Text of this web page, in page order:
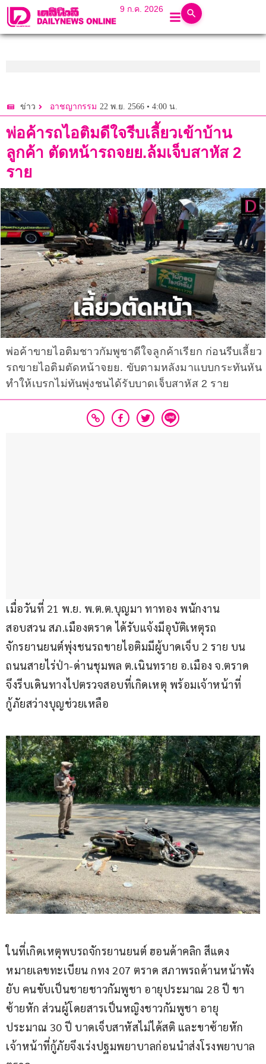
9 ก.ค. 2026
ข่าว อาชญากรรม 22 พ.ย. 2566 • 4:00 น.
พ่อค้ารถไอติมดีใจรีบเลี้ยวเข้าบ้าน
ลูกค้า ตัดหน้ารถจยย.ล้มเจ็บสาหัส 2
ราย
พ่อค้าขายไอติมชาวกัมพูชาดีใจลูกค้าเรียก ก่อนรีบเลี้ยว
รถขายไอติมตัดหน้าจยย. ขับตามหลังมาแบบกระทันหัน
ทำให้เบรกไม่ทันพุ่งชนได้รับบาดเจ็บสาหัส 2 ราย
เมื่อวันที่ 21 พ.ย. พ.ต.ต.บุญมา ทาทอง พนักงาน
สอบสวน สภ.เมืองตราด ได้รับแจ้งมีอุบัติเหตุรถ
จักรยานยนต์พุ่งชนรถขายไอติมมีผู้บาดเจ็บ 2 ราย บน
ถนนสายไร่ป่า-ด่านชุมพล ต.เนินทราย อ.เมือง จ.ตราด
จึงรีบเดินทางไปตรวจสอบที่เกิดเหตุ พร้อมเจ้าหน้าที่
กู้ภัยสว่างบุญช่วยเหลือ
ในที่เกิดเหตุพบรถจักรยานยนต์ ฮอนด้าคลิก สีแดง
หมายเลขทะเบียน กทง 207 ตราด สภาพรถด้านหน้าพัง
ยับ คนขับเป็นชายชาวกัมพูชา อายุประมาณ 28 ปี ขา
ซ้ายหัก ส่วนผู้โดยสารเป็นหญิงชาวกัมพูชา อายุ
ประมาณ 30 ปี บาดเจ็บสาหัสไม่ได้สติ และขาซ้ายหัก
เจ้าหน้าที่กู้ภัยจึงเร่งปฐมพยาบาลก่อนนำส่งโรงพยาบาล